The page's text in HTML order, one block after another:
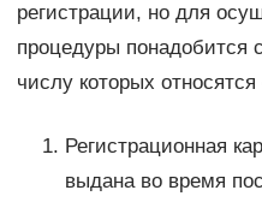
регистрации, но для
процедуры понадобится
числу которых
Регистрационная
выдана во время